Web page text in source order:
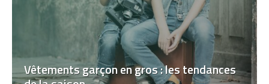
Vêtements garçon en gros : les tendances